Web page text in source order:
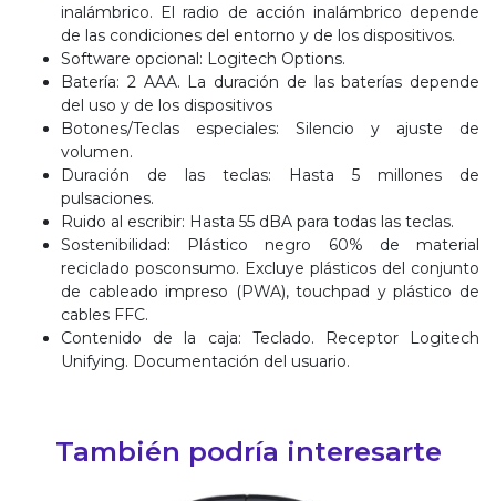
inalámbrico. El radio de acción inalámbrico depende
de las condiciones del entorno y de los dispositivos.
Software opcional: Logitech Options.
Batería: 2 AAA. La duración de las baterías depende
del uso y de los dispositivos
Botones/Teclas especiales: Silencio y ajuste de
volumen.
Duración de las teclas: Hasta 5 millones de
pulsaciones.
Ruido al escribir: Hasta 55 dBA para todas las teclas.
Sostenibilidad: Plástico negro 60% de material
reciclado posconsumo. Excluye plásticos del conjunto
de cableado impreso (PWA), touchpad y plástico de
cables FFC.
Contenido de la caja: Teclado. Receptor Logitech
Unifying. Documentación del usuario.
También podría interesarte